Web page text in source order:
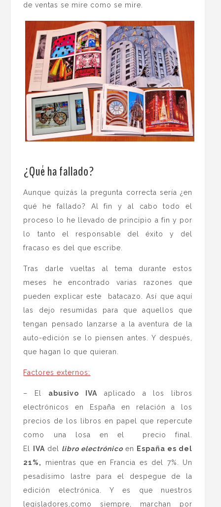
de ventas se mire como se mire.
¿Qué ha fallado?
Aunque quizás la pregunta correcta sería ¿en
qué he fallado? Al fin y al cabo todo el
proceso lo he llevado de principio a fin y por
lo tanto el responsable del éxito y del
fracaso es del que escribe.
Tras darle vueltas al tema durante estos
meses he encontrado varias razones que
pueden explicar este batacazo. Así que aquí
las dejo resumidas para que aquellos que
tengan pensado lanzarse a la aventura de la
auto-edición se lo piensen antes. Y después,
que hagan lo que quieran.
Factores externos:
– El abusivo IVAaplicado a los libros
electrónicos en España en relación a los
precios de los libros en papel que repercute
como una losa en el precio final.
El
IVAdel libro electrónicoen
España es del
21%,
mientras que en Francia es del 7%. Un
pesadísimo lastre para el despegue de la
edición electrónica. Y es que nuestros
legisladores,como siempre, marchan por